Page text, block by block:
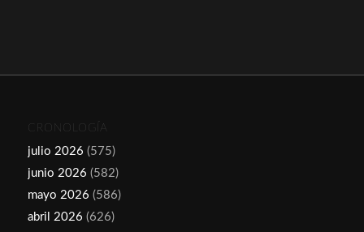
CRONOLOGÍA
julio 2026 (575)
junio 2026 (582)
mayo 2026 (586)
abril 2026 (626)